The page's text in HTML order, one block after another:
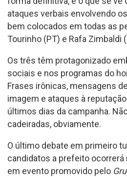
ataques verbais envolvendo
bem colocados em todas as
Tourinho (PT) e Rafa Zimbaldi
Os três têm protagonizado
sociais e nos programas do
Frases irônicas, mensagens
imagem e ataques à
últimos dias da campanha.
cadeiradas, obviamente.
O último debate em primeiro
candidatos a prefeito ocorrerá
em evento promovido pelo